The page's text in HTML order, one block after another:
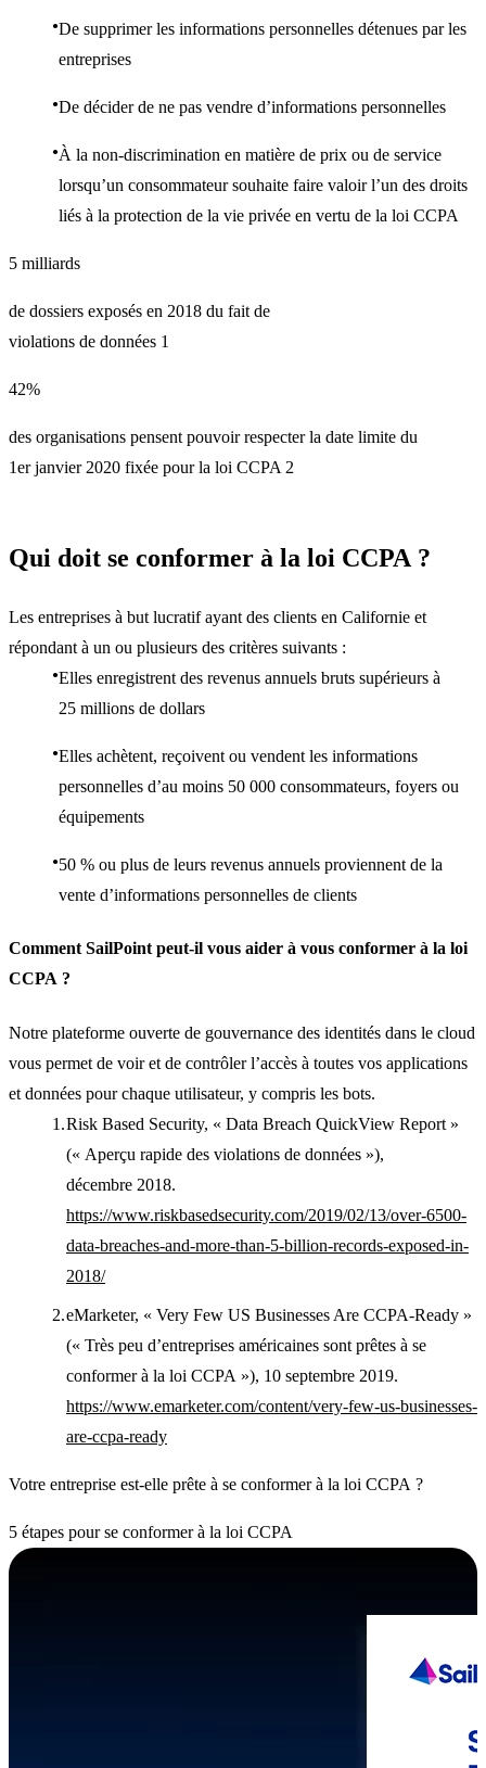
De supprimer les informations personnelles détenues par les
entreprises
De décider de ne pas vendre d’informations personnelles
À la non-discrimination en matière de prix ou de service
lorsqu’un consommateur souhaite faire valoir l’un des droits
liés à la protection de la vie privée en vertu de la loi CCPA
5 milliards
de dossiers exposés en 2018 du fait de
violations de données 1
42%
des organisations pensent pouvoir respecter la date limite du
1er janvier 2020 fixée pour la loi CCPA 2
Qui doit se conformer à la loi CCPA ?
Les entreprises à but lucratif ayant des clients en Californie et
répondant à un ou plusieurs des critères suivants :
Elles enregistrent des revenus annuels bruts supérieurs à
25 millions de dollars
Elles achètent, reçoivent ou vendent les informations
personnelles d’au moins 50 000 consommateurs, foyers ou
équipements
50 % ou plus de leurs revenus annuels proviennent de la
vente d’informations personnelles de clients
Comment SailPoint peut-il vous aider à vous conformer à la loi
CCPA ?
Notre plateforme ouverte de gouvernance des identités dans le cloud
vous permet de voir et de contrôler l’accès à toutes vos applications
et données pour chaque utilisateur, y compris les bots.
Risk Based Security, « Data Breach QuickView Report »
(« Aperçu rapide des violations de données »),
décembre 2018.
https://www.riskbasedsecurity.com/2019/02/13/over-6500-
data-breaches-and-more-than-5-billion-records-exposed-in-
2018/
eMarketer, « Very Few US Businesses Are CCPA-Ready »
(« Très peu d’entreprises américaines sont prêtes à se
conformer à la loi CCPA »), 10 septembre 2019.
https://www.emarketer.com/content/very-few-us-businesses-
are-ccpa-ready
Votre entreprise est-elle prête à se conformer à la loi CCPA ?
5 étapes pour se conformer à la loi CCPA